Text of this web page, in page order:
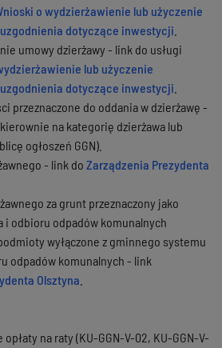
o wydzierżawienie lub użyczenie
dotyczące inwestycji
umowy dzierżawy - link do usługi
lub użyczenie
dotyczące inwestycji
przeznaczone do oddania w dzierżawę -
na kategorię dzierżawa lub
ogłoszeń GGN).
- link do Zarządzenia Prezydenta
za grunt przeznaczony jako
i odbioru odpadów komunalnych
wyłączone z gminnego systemu
odpadów komunalnych - link
Olsztyna
na raty (KU-GGN-V-02, KU-GGN-V-